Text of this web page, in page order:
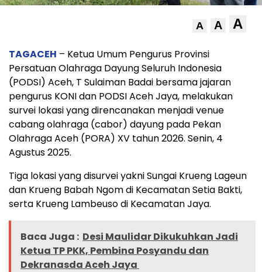
A A A
TAGACEH – Ketua Umum Pengurus Provinsi
Persatuan Olahraga Dayung Seluruh Indonesia
(PODSI) Aceh, T Sulaiman Badai bersama jajaran
pengurus KONI dan PODSI Aceh Jaya, melakukan
survei lokasi yang direncanakan menjadi venue
cabang olahraga (cabor) dayung pada Pekan
Olahraga Aceh (PORA) XV tahun 2026. Senin, 4
Agustus 2025.
Tiga lokasi yang disurvei yakni Sungai Krueng Lageun
dan Krueng Babah Ngom di Kecamatan Setia Bakti,
serta Krueng Lambeuso di Kecamatan Jaya.
Baca Juga : Desi Maulidar Dikukuhkan Jadi
Ketua TP PKK, Pembina Posyandu dan
Dekranasda Aceh Jaya